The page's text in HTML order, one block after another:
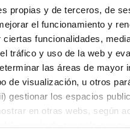
propias y de terceros, de
el funcionamiento y
funcionalidades,
tráfico y uso de la web y
las áreas de mayor
de visualización, u otros
gestionar los espacios
en otras webs, según
– Foresa France